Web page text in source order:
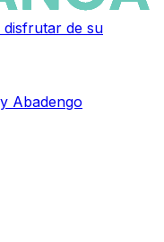
disfrutar de su
Abadengo